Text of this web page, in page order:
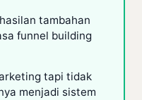
tambahan
funnel building
tapi tidak
menjadi sistem